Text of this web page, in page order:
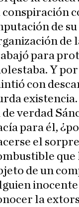
conspiración
de
de
para
Y
con
existencia.
de verdad
para él,
el
que
de un
inocente
la